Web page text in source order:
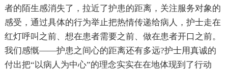
者的陌生感消失了，拉近了护患的距离，关注服务对象的
感受，通过具体的行为举止把热情传递给病人，护士走在
红灯呼叫之前、想在患者需要之前、做在患者开口之前。
我们感慨——护患之间心的距离还有多远?护士用真诚的
付出把“以病人为中心”的理念实实在在地体现到了行动